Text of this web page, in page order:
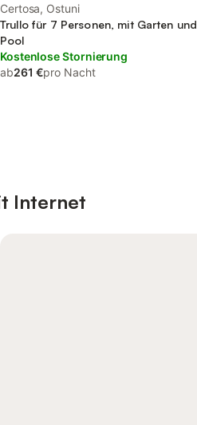
Certosa, Ostuni
Trullo für 7 Personen, mit Garten und
Pool
Kostenlose Stornierung
ab261 €pro Nacht
Internet